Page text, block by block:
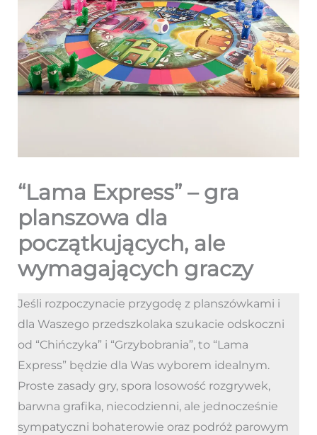
“Lama Express” – gra
planszowa dla
początkujących, ale
wymagających graczy
Jeśli rozpoczynacie przygodę z planszówkami i
dla Waszego przedszkolaka szukacie odskoczni
od “Chińczyka” i “Grzybobrania”, to “Lama
Express” będzie dla Was wyborem idealnym.
Proste zasady gry, spora losowość rozgrywek,
barwna grafika, niecodzienni, ale jednocześnie
sympatyczni bohaterowie oraz podróż parowym